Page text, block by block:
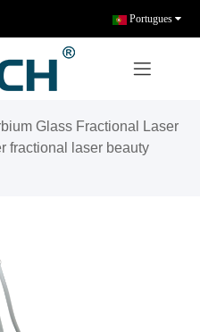
Portugues
Glass Fractional Laser
fractional laser beauty